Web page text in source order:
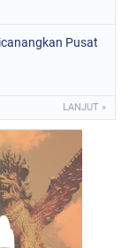
Pusat
LANJUT »